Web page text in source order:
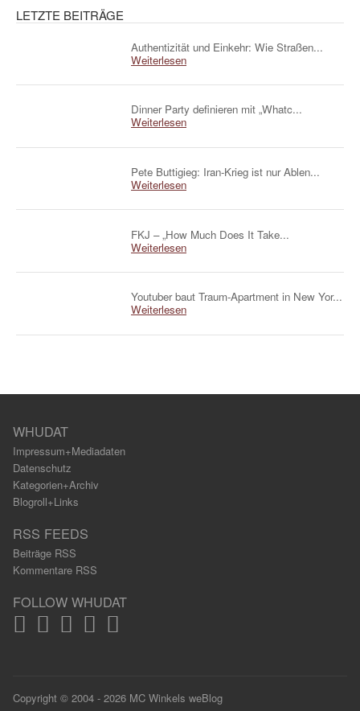
LETZTE BEITRÄGE
Authentizität und Einkehr: Wie Straßen...
Weiterlesen
Dinner Party definieren mit „Whatc...
Weiterlesen
Pete Buttigieg: Iran-Krieg ist nur Ablen...
Weiterlesen
FKJ – „How Much Does It Take...
Weiterlesen
Youtuber baut Traum-Apartment in New Yor...
Weiterlesen
WHUDAT
Impressum+Mediadaten
Datenschutz
Kategorien+Archiv
Blogroll+Links
RSS FEEDS
Beiträge RSS
Kommentare RSS
FOLLOW WHUDAT
Copyright © 2004 - 2026 MC Winkels weBlog